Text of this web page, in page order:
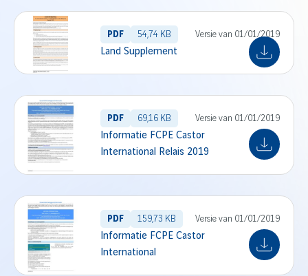
PDF 54,74 KB Versie van 01/01/2019
Land Supplement
PDF 69,16 KB Versie van 01/01/2019
Informatie FCPE Castor
International Relais 2019
PDF 159,73 KB Versie van 01/01/2019
Informatie FCPE Castor
International